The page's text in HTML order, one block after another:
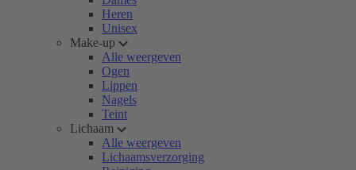
Heren
Unisex
Make-up
Alle weergeven
Ogen
Lippen
Nagels
Teint
Lichaam
Alle weergeven
Lichaamsverzorging